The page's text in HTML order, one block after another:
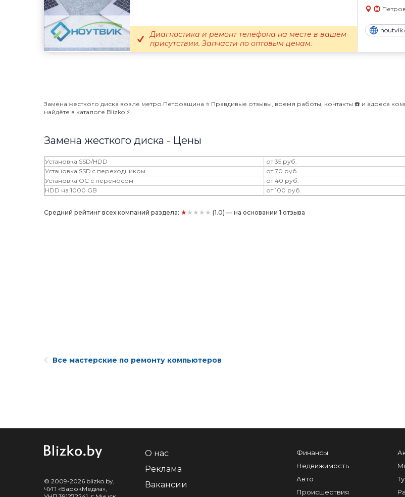
Диагностика и ремонт телефона на месте в вашем
присутствии. Запчасти по оптовым ценам.
Замена жесткого диска возле метро Петровщина ⭐️ Правдивые отзывы, время работы, контакты ☎️ и адреса
найдёте в каталоге Blizko ⚡️
Замена жесткого диска - Цены
Установка SSD/HDD
от 35 руб.
Установка SSD c переходником
от 70 руб.
Установка ОС с переносом
от 40 руб.
HDD на 1000 GB
от 100 руб.
Средний рейтинг всех компаний раздела: ★★★★★ (1.0) — на основании 1 отзыва
Все мастерские по ремонту компьютеров
© 2009-2026 blizko.by,
ЧУП «БарокМедиа»,
О нас
Реклама
Вакансии
Финансы
Недвижимость
Авто
Происшествия